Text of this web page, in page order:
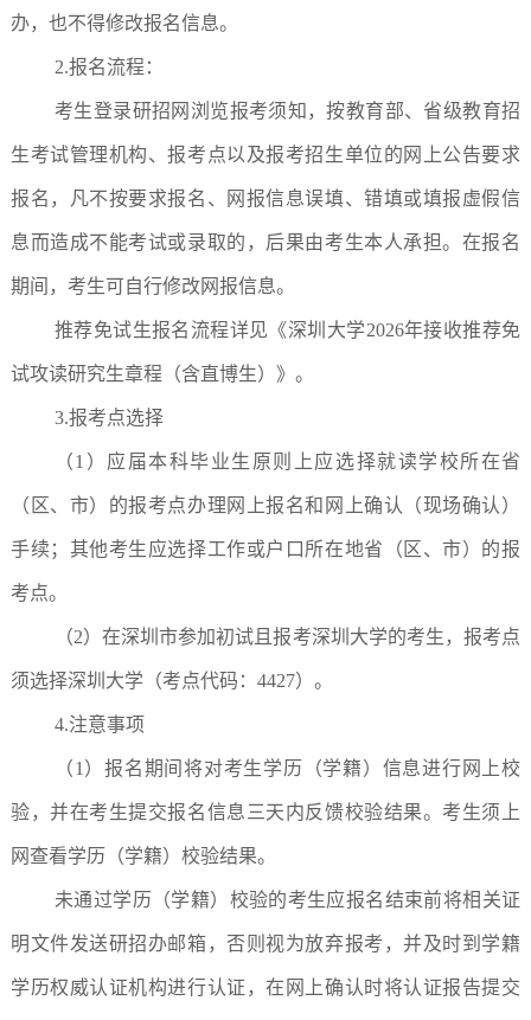
办，也不得修改报名信息。
2.报名流程：
考生登录研招网浏览报考须知，按教育部、省级教育招
生考试管理机构、报考点以及报考招生单位的网上公告要求
报名，凡不按要求报名、网报信息误填、错填或填报虚假信
息而造成不能考试或录取的，后果由考生本人承担。在报名
期间，考生可自行修改网报信息。
推荐免试生报名流程详见《深圳大学2026年接收推荐免
试攻读研究生章程（含直博生）》。
3.报考点选择
（1）应届本科毕业生原则上应选择就读学校所在省
（区、市）的报考点办理网上报名和网上确认（现场确认）
手续；其他考生应选择工作或户口所在地省（区、市）的报
考点。
（2）在深圳市参加初试且报考深圳大学的考生，报考点
须选择深圳大学（考点代码：4427）。
4.注意事项
（1）报名期间将对考生学历（学籍）信息进行网上校
验，并在考生提交报名信息三天内反馈校验结果。考生须上
网查看学历（学籍）校验结果。
未通过学历（学籍）校验的考生应报名结束前将相关证
明文件发送研招办邮箱，否则视为放弃报考，并及时到学籍
学历权威认证机构进行认证，在网上确认时将认证报告提交